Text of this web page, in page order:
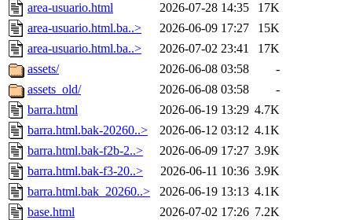
area-usuario.html
2026-07-28 14:35
17K
area-usuario.html.ba..>
2026-06-09 17:27
15K
area-usuario.html.ba..>
2026-07-02 23:41
17K
assets/
2026-06-08 03:58
-
assets_old/
2026-06-08 03:58
-
barra.html
2026-06-19 13:29 4.7K
barra.html.bak-20260..>
2026-06-12 03:12 4.1K
barra.html.bak-f2b-2..>
2026-06-09 17:27 3.9K
barra.html.bak-f3-20..>
2026-06-11 10:36 3.9K
barra.html.bak_20260..>
2026-06-19 13:13 4.1K
base.html
2026-07-02 17:26 7.2K